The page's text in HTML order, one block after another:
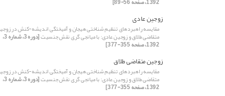
زوجین عادی
مقایسه راهبردهای تنظیم شناختی هیجان و آمیختگی اندیشه-کنش در
متقاضی طلاق و زوجین عادی: با میانجی گری نقش جنسیت [دوره 3، شماره 3،
1392، صفحه 355-377]
زوجین متقاضی طلاق
مقایسه راهبردهای تنظیم شناختی هیجان و آمیختگی اندیشه-کنش در
متقاضی طلاق و زوجین عادی: با میانجی گری نقش جنسیت [دوره 3، شماره 3،
1392، صفحه 355-377]